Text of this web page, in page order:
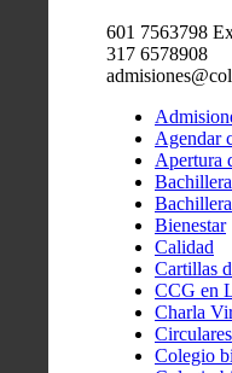
601 7563798
317 6578908
Agendar
Apertura
Bienestar
Calidad
Cartillas
CCG en
Charla
Circulares
Colegio